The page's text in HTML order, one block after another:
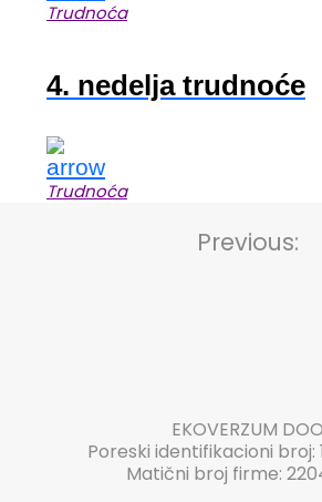
Trudnoća
4. nedelja trudnoće
Trudnoća
Previous:
EKOVERZUM DOO
Poreski identifikacioni broj:
Matični broj firme: